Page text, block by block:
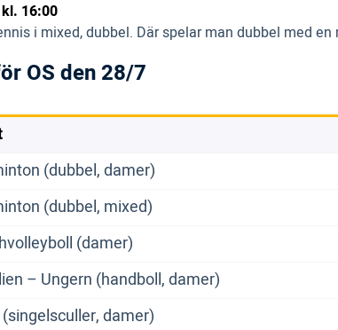
16:00
i mixed, dubbel. Där spelar man dubbel med
OS den 28/7
(dubbel, damer)
(dubbel, mixed)
(damer)
– Ungern (handboll, damer)
(singelsculler, damer)